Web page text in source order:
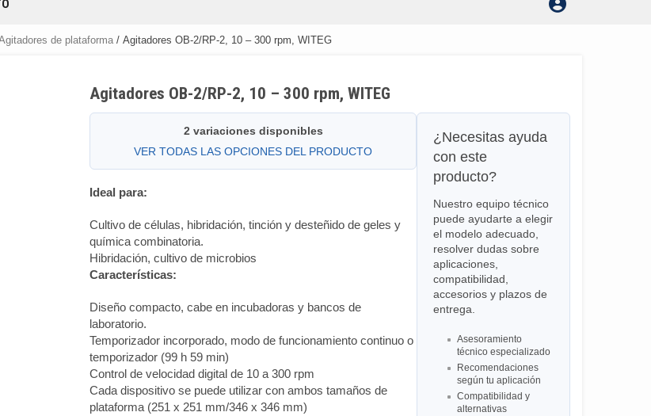
de plataforma / Agitadores OB-2/RP-2, 10 – 300 rpm, WITEG
Agitadores OB-2/RP-2, 10 – 300 rpm, WITEG
2 variaciones disponibles
VER TODAS LAS OPCIONES DEL PRODUCTO
Ideal para:
Cultivo de células, hibridación, tinción y desteñido de geles y
química combinatoria.
Hibridación, cultivo de microbios
Características:
Diseño compacto, cabe en incubadoras y bancos de
laboratorio.
Temporizador incorporado, modo de funcionamiento continuo o
temporizador (99 h 59 min)
Control de velocidad digital de 10 a 300 rpm
Cada dispositivo se puede utilizar con ambos tamaños de
plataforma (251 x 251 mm/346 x 346 mm)
¿Necesitas ayuda
con este
producto?
Nuestro equipo técnico
puede ayudarte a elegir
el modelo adecuado,
resolver dudas sobre
aplicaciones,
compatibilidad,
accesorios y plazos de
entrega.
Asesoramiento
técnico especializado
Recomendaciones
según tu aplicación
Compatibilidad y
alternativas